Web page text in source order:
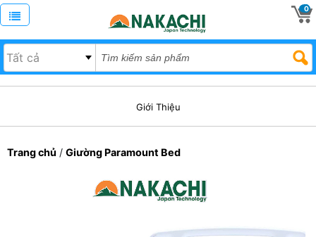
0
Giới Thiệu
Trang chủ / Giường Paramount Bed